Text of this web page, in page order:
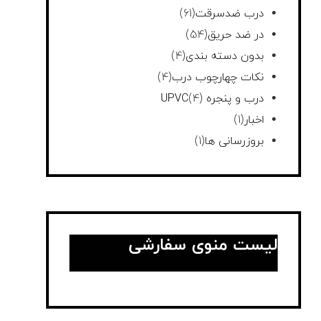
درب ضدسرقت(61)
در ضد حریق(54)
بدون دسته بندی(4)
نکات چهارچوب درب(4)
درب و پنجره UPVC (4)
اخبار(1)
بروزرسانی ها(1)
لیست منوی سفارشی